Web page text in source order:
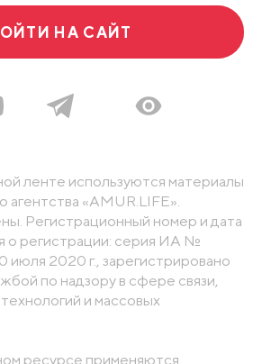
НА САЙТ
ленте используются материалы
«AMUR.LIFE».
Регистрационный номер и дата
о регистрации: серия ИА №
2020 г., зарегистрировано
по надзору в сфере связи,
и массовых
ресурсе применяются